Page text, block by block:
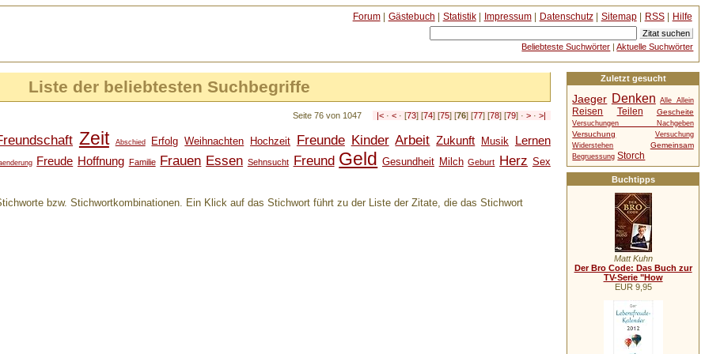
Liste der beliebtesten Suchbegriffe
Seite 76 von 1047 |< ·< · [73] [74] [75] [76] [77] [78] [79] ·> ·>|
Zeit Abschied Erfolg Weihnachten Hochzeit Freunde Kinder Arbeit Zukunft Musik Lernen
Freude Hoffnung Familie Frauen Essen Sehnsucht Freund Geld Gesundheit Milch Geburt Herz Sex
bzw. Stichwortkombinationen. Ein Klick auf das Stichwort führt zu der Liste der Zitate, die das Stichwort
Zuletzt gesucht
Jaeger Denken Alle Allein
Reisen Teilen Gescheite
Versuchungen Nachgeben
Versuchung
Versuchung
Widerstehen
Gemeinsam
Begruessung Storch
Buchtipps
Matt Kuhn
Der Bro Code: Das Buch zur
TV-Serie "How
EUR 9,95
Forum| Gästebuch | Statistik| Impressum| Datenschutz| Sitemap| RSS| Hilfe
Beliebteste Suchwörter |Aktuelle Suchwörter